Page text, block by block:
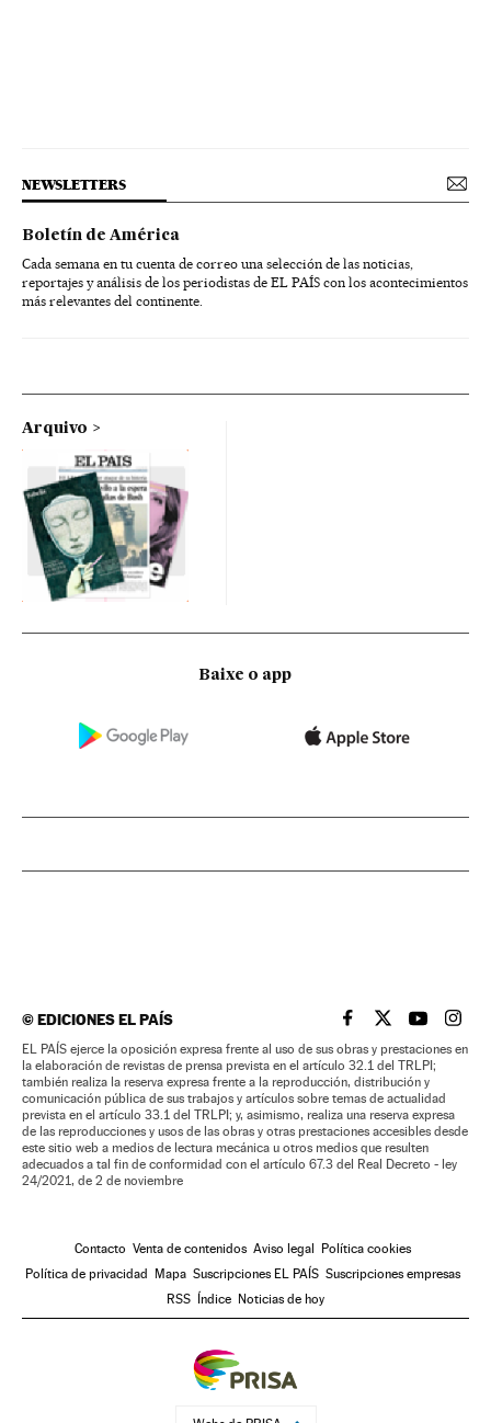
NEWSLETTERS
Boletín de América
Cada semana en tu cuenta de correo una selección de las noticias,
reportajes y análisis de los periodistas de EL PAÍS con los acontecimientos
más relevantes del continente.
Arquivo
Baixe o app
©EDICIONES EL PAÍS EL PAÍS BRASIL EN
EL PAÍSEL PAÍS
EL
EL PAÍS ejerce la oposición expresa frente al uso de sus obras y prestaciones en
la elaboración de revistas de prensa prevista en el artículo 32.1 del TRLPI;
también realiza la reserva expresa frente a la reproducción, distribución y
comunicación pública de sus trabajos y artículos sobre temas de actualidad
prevista en el artículo 33.1 del TRLPI; y, asimismo, realiza una reserva expresa
de las reproducciones y usos de las obras y otras prestaciones accesibles desde
este sitio web a medios de lectura mecánica u otros medios que resulten
adecuados a tal fin de conformidad con el artículo 67.3 del Real Decreto - ley
24/2021, de 2 de noviembre
Contacto Venta de contenidos Aviso legal Política cookies
Política de privacidad Mapa Suscripciones EL PAÍS Suscripciones empresas
RSS Índice Noticias de hoy